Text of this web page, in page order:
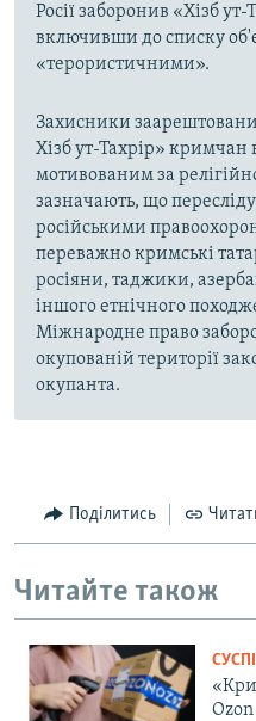
Росії заборонив «Хізб
включивши до списку
«терористичними».
Захисники
Хізб ут-Тахрір» кримчан
мотивованим за
зазначають, що
російськими
переважно кримські
росіяни, таджики,
іншого етнічного
Міжнародне право
окупованій території
окупанта.
Поділитись
Читайте також